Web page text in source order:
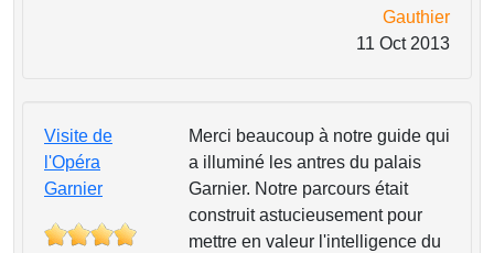
Gauthier
11 Oct 2013
Visite de
l'Opéra
Garnier
Merci beaucoup à notre guide qui
a illuminé les antres du palais
Garnier. Notre parcours était
construit astucieusement pour
mettre en valeur l'intelligence du